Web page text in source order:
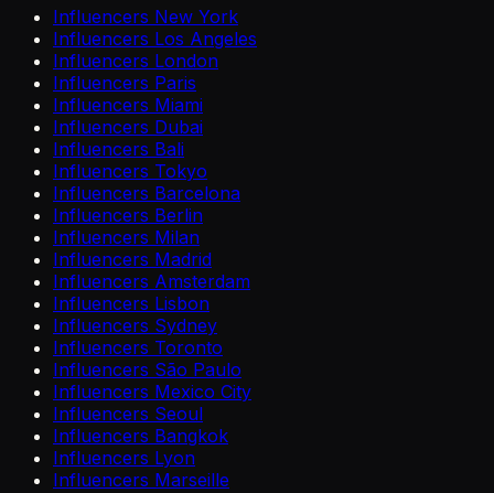
Influencers New York
Influencers Los Angeles
Influencers London
Influencers Paris
Influencers Miami
Influencers Dubai
Influencers Bali
Influencers Tokyo
Influencers Barcelona
Influencers Berlin
Influencers Milan
Influencers Madrid
Influencers Amsterdam
Influencers Lisbon
Influencers Sydney
Influencers Toronto
Influencers São Paulo
Influencers Mexico City
Influencers Seoul
Influencers Bangkok
Influencers Lyon
Influencers Marseille